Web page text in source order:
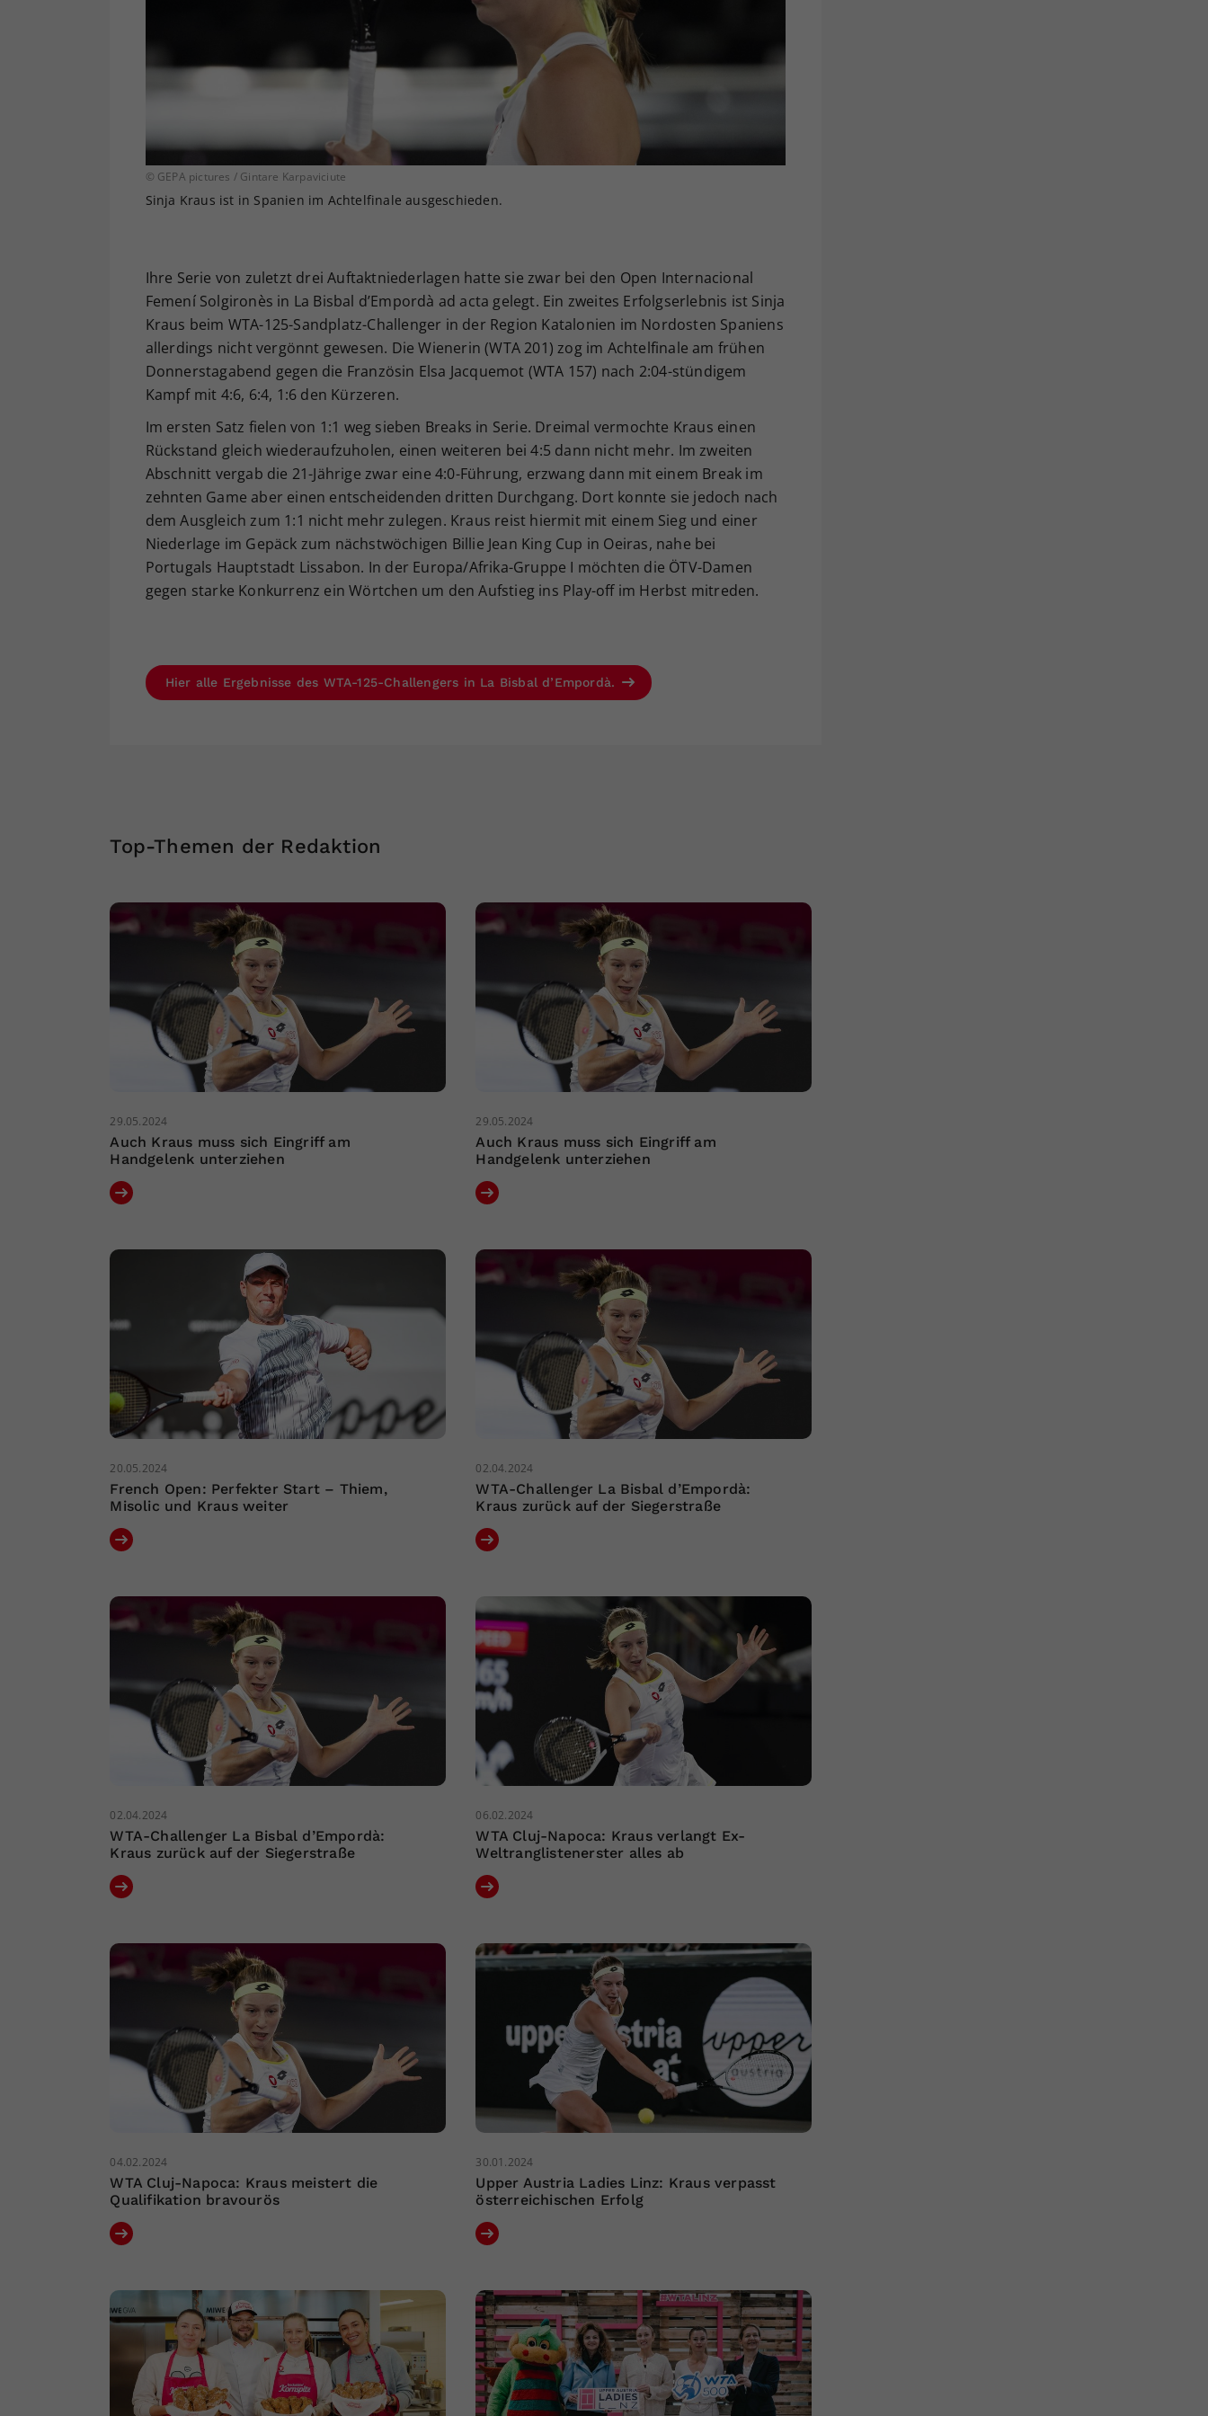
© GEPA pictures / Gintare Karpaviciute
Sinja Kraus ist in Spanien im Achtelfinale ausgeschieden.
Ihre Serie von zuletzt drei Auftaktniederlagen hatte sie zwar bei den Open Internacional
Femení Solgironès in La Bisbal d’Empordà ad acta gelegt. Ein zweites Erfolgserlebnis ist Sinja
Kraus beim WTA-125-Sandplatz-Challenger in der Region Katalonien im Nordosten Spaniens
allerdings nicht vergönnt gewesen. Die Wienerin (WTA 201) zog im Achtelfinale am frühen
Donnerstagabend gegen die Französin Elsa Jacquemot (WTA 157) nach 2:04-stündigem
Kampf mit 4:6, 6:4, 1:6 den Kürzeren.
Im ersten Satz fielen von 1:1 weg sieben Breaks in Serie. Dreimal vermochte Kraus einen
Rückstand gleich wiederaufzuholen, einen weiteren bei 4:5 dann nicht mehr. Im zweiten
Abschnitt vergab die 21-Jährige zwar eine 4:0-Führung, erzwang dann mit einem Break im
zehnten Game aber einen entscheidenden dritten Durchgang. Dort konnte sie jedoch nach
dem Ausgleich zum 1:1 nicht mehr zulegen. Kraus reist hiermit mit einem Sieg und einer
Niederlage im Gepäck zum nächstwöchigen Billie Jean King Cup in Oeiras, nahe bei
Portugals Hauptstadt Lissabon. In der Europa/Afrika-Gruppe I möchten die ÖTV-Damen
gegen starke Konkurrenz ein Wörtchen um den Aufstieg ins Play-off im Herbst mitreden.
Hier alle Ergebnisse des WTA-125-Challengers in La Bisbal d’Empordà.
Top-Themen der Redaktion
29.05.2024
Auch Kraus muss sich Eingriff am
Handgelenk unterziehen
29.05.2024
Auch Kraus muss sich Eingriff am
Handgelenk unterziehen
20.05.2024
French Open: Perfekter Start – Thiem,
Misolic und Kraus weiter
02.04.2024
WTA-Challenger La Bisbal d’Empordà:
Kraus zurück auf der Siegerstraße
02.04.2024
WTA-Challenger La Bisbal d’Empordà:
Kraus zurück auf der Siegerstraße
06.02.2024
WTA Cluj-Napoca: Kraus verlangt Ex-
Weltranglistenerster alles ab
04.02.2024
WTA Cluj-Napoca: Kraus meistert die
Qualifikation bravourös
30.01.2024
Upper Austria Ladies Linz: Kraus verpasst
österreichischen Erfolg
Ihrer vorgenommen Einstellungen, falls der
Webseiten-Betreiber dies eingestellt hat.